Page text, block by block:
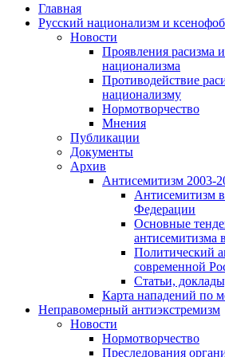
Главная
Русский национализм и
Новости
Проявления расизма
национализма
Противодействие
национализму
Нормотворчество
Мнения
Публикации
Документы
Архив
Антисемитизм 2003-
Антисемитизм
Федерации
Основные
антисемитизма
Политический
современной
Статьи,
Карта нападений по
Неправомерный антиэкстремизм
Новости
Нормотворчество
Преследования